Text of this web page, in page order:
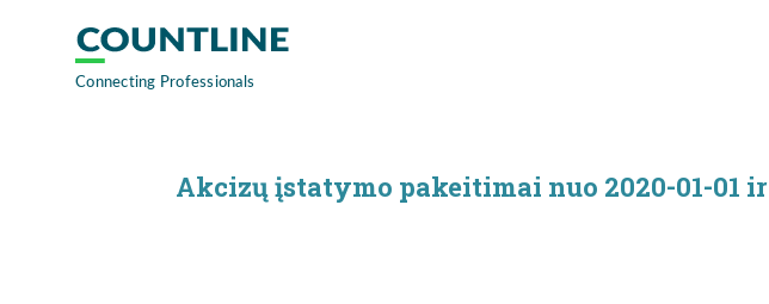
Akcizų įstatymo pakeitimai nuo 2020-01-01 ir